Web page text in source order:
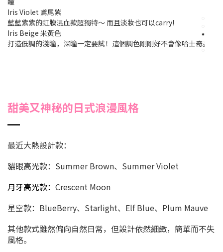
Iris Violet 鳶尾紫
藍藍紫紫的虹膜混血款超獨特～ 而且淡妝也可以carry!
Iris Beige 米黃色
打造低調的淺瞳，深瞳一定要試！這個調色剛剛好不會像哈士奇。
甜美又神秘的日式浪漫風格
最近大熱設計款：
貓眼高光款：Summer Brown、Summer Violet
月牙高光款： Crescent Moon
星空款：BlueBerry、Starlight、Elf Blue、Plum Mauve
其他款式雖然偏向自然日常，但設計依然細緻，簡單而不失
風格。